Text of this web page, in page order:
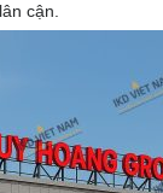
cận.